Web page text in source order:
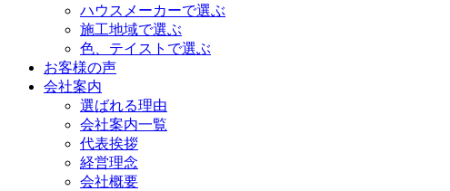
ハウスメーカーで選ぶ
施工地域で選ぶ
色、テイストで選ぶ
お客様の声
会社案内
選ばれる理由
会社案内一覧
代表挨拶
経営理念
会社概要